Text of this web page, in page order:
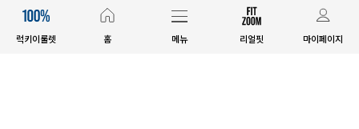
럭키이룰렛 홈 메뉴 리얼핏 마이페이지